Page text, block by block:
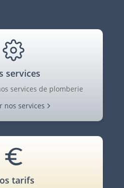
services
services de plomberie
nos services
tarifs